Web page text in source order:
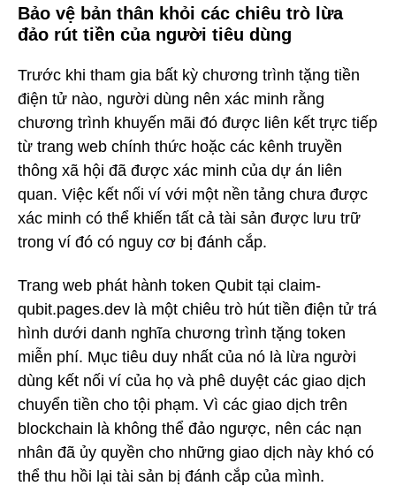
Bảo vệ bản thân khỏi các chiêu trò lừa
đảo rút tiền của người tiêu dùng
Trước khi tham gia bất kỳ chương trình tặng tiền
điện tử nào, người dùng nên xác minh rằng
chương trình khuyến mãi đó được liên kết trực tiếp
từ trang web chính thức hoặc các kênh truyền
thông xã hội đã được xác minh của dự án liên
quan. Việc kết nối ví với một nền tảng chưa được
xác minh có thể khiến tất cả tài sản được lưu trữ
trong ví đó có nguy cơ bị đánh cắp.
Trang web phát hành token Qubit tại claim-
qubit.pages.dev là một chiêu trò hút tiền điện tử trá
hình dưới danh nghĩa chương trình tặng token
miễn phí. Mục tiêu duy nhất của nó là lừa người
dùng kết nối ví của họ và phê duyệt các giao dịch
chuyển tiền cho tội phạm. Vì các giao dịch trên
blockchain là không thể đảo ngược, nên các nạn
nhân đã ủy quyền cho những giao dịch này khó có
thể thu hồi lại tài sản bị đánh cắp của mình.